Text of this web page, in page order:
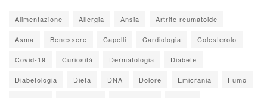
Alimentazione Allergia Ansia Artrite reumatoide
Asma Benessere Capelli Cardiologia Colesterolo
Covid-19 Curiosità Dermatologia Diabete
Diabetologia Dieta DNA Dolore Emicrania Fumo